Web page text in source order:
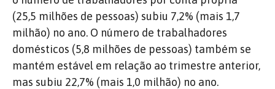
(25,5 milhões de pessoas) subiu 7,2% (mais 1,7
milhão) no ano. O número de trabalhadores
domésticos (5,8 milhões de pessoas) também se
mantém estável em relação ao trimestre anterior,
mas subiu 22,7% (mais 1,0 milhão) no ano.